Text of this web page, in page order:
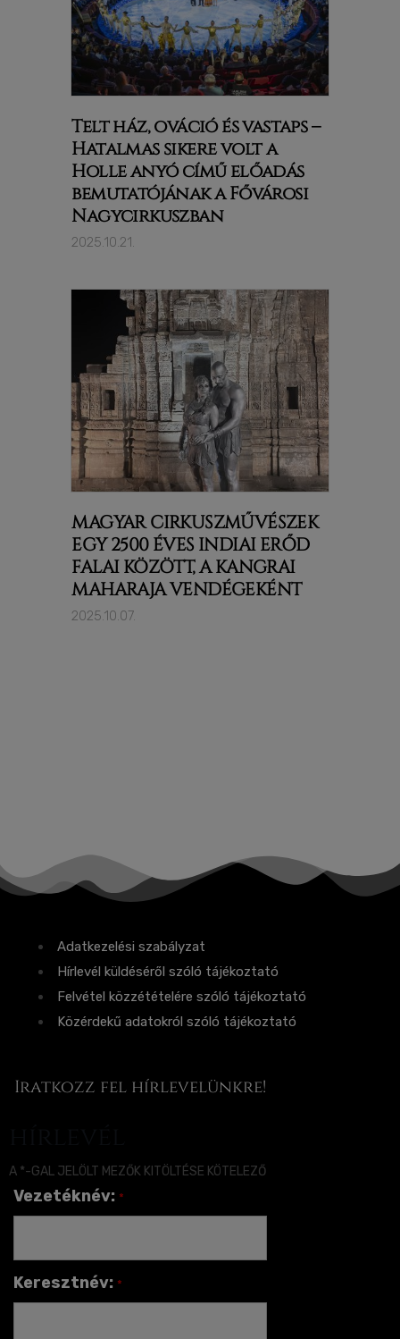
Telt ház, ováció és vastaps –
Hatalmas sikere volt a
Holle anyó című előadás
bemutatójának a Fővárosi
Nagycirkuszban
2025.10.21.
MAGYAR CIRKUSZMŰVÉSZEK
EGY 2500 ÉVES INDIAI ERŐD
FALAI KÖZÖTT, A KANGRAI
MAHARAJA VENDÉGEKÉNT
2025.10.07.
Adatkezelési szabályzat
Hírlevél küldéséről szóló tájékoztató
Felvétel közzétételére szóló tájékoztató
Közérdekű adatokról szóló tájékoztató
Iratkozz fel hírlevelünkre!
A *-GAL JELÖLT MEZŐK KITÖLTÉSE KÖTELEZŐ
Vezetéknév: *
Keresztnév: *